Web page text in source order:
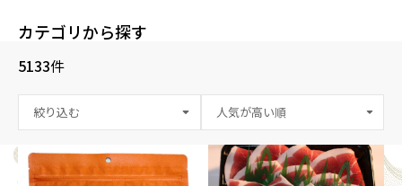
カテゴリから探す
5133件
絞り込む